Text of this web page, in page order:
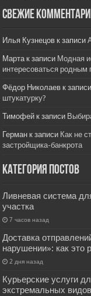
Свежие
Илья Кузнецов к записи
Марта к записи Модная
интересоваться родным
Фёдор Николаев к записи
штукатурку?
Тимофей к записи
Герман к записи Как не
застройщика-банкрота
Категория постов
Ливневая система
участка
7 часов назад
Доставка
нарушении»: как это
2 дня назад
Курьерские услуги
экстремальных